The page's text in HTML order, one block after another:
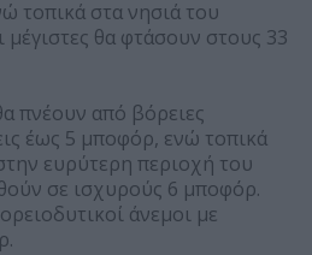
τοπικά στα νησιά του
μέγιστες θα φτάσουν στους 33
πνέουν από βόρειες
έως 5 μποφόρ, ενώ τοπικά
ευρύτερη περιοχή του
σε ισχυρούς 6 μποφόρ.
άνεμοι με